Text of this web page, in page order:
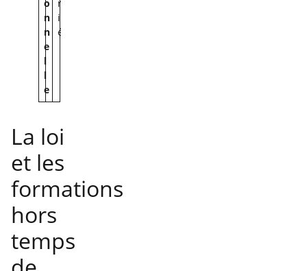
o
n
n
e
l
l
e
r
i
é
La loi
et les
formations
hors
temps